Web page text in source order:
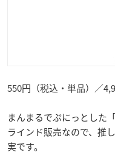
550円（税込・単品）／
まんまるでぷにっとした
ラインド販売なので、推
実です。